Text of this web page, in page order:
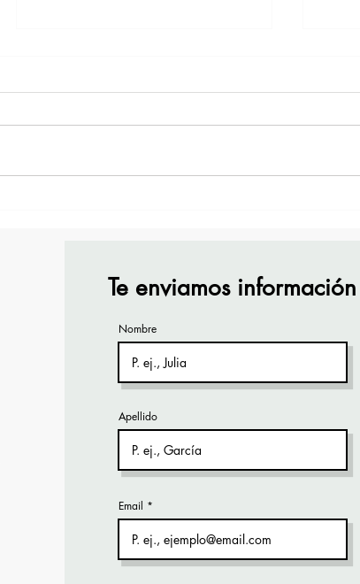
Te enviamos información
Nombre
Apellido
Email